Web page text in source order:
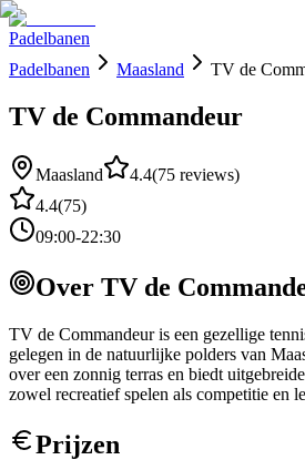
Padelbanen
Padelbanen
Maasland TV de
TV de Commandeur
Maasland 4.4(75 reviews)
4.4(75)
09:00-22:30
Over TV de
TV de Commandeur is een gezellige
gelegen in de natuurlijke polders van
over een zonnig terras en biedt
zowel recreatief spelen als competitie en
Prijzen